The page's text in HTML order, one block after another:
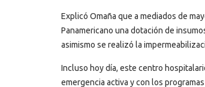
Explicó Omaña que a mediados de
Panamericano una dotación de
asimismo se realizó la
Incluso hoy día, este centro
emergencia activa y con los